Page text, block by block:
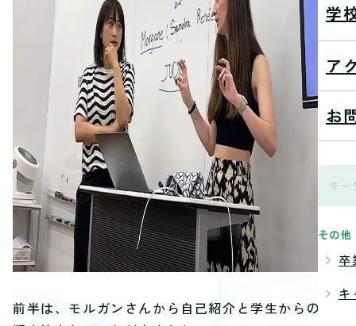
学
ア
お
その他
卒
キ
前半は、モルガンさんから自己紹介と学生からの質